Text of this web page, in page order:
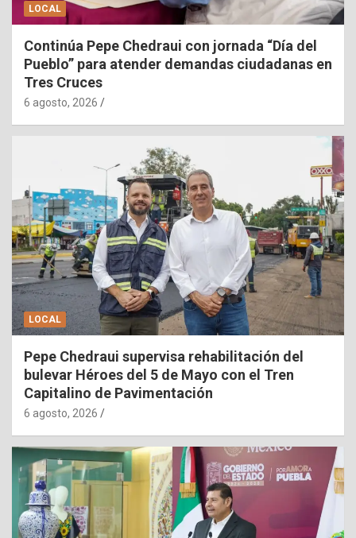
LOCAL
Continúa Pepe Chedraui con jornada “Día del
Pueblo” para atender demandas ciudadanas en
Tres Cruces
6 agosto, 2026
LOCAL
Pepe Chedraui supervisa rehabilitación del
bulevar Héroes del 5 de Mayo con el Tren
Capitalino de Pavimentación
6 agosto, 2026